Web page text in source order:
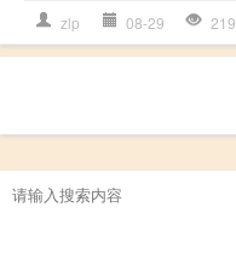
zlp 08-29 219